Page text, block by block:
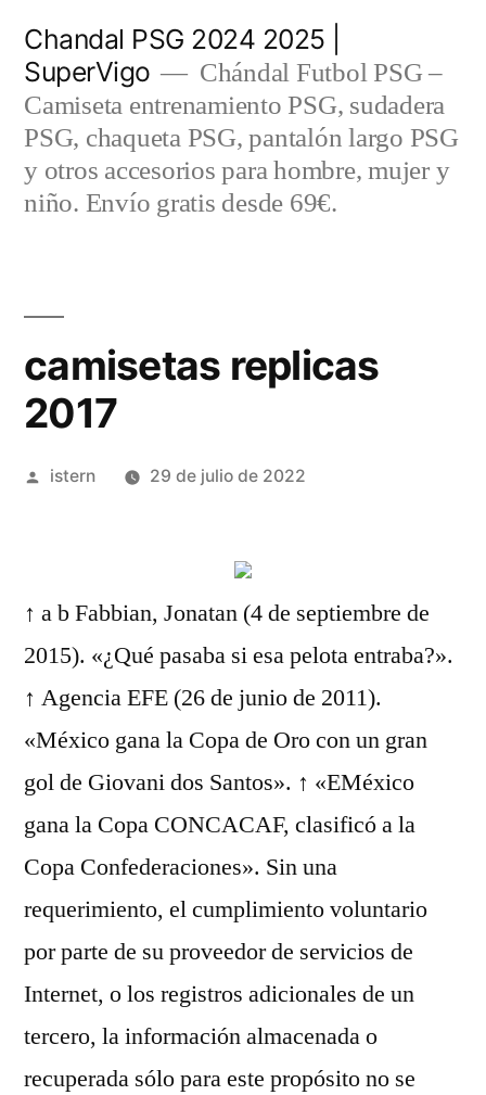
contenido
Chandal PSG 2024 2025 |
SuperVigo
Chándal Futbol PSG –
Camiseta entrenamiento PSG, sudadera
PSG, chaqueta PSG, pantalón largo PSG
y otros accesorios para hombre, mujer y
niño. Envío gratis desde 69€.
camisetas replicas
2017
Publicado
istern 29 de julio de 2022
↑ a b Fabbian, Jonatan (4 de septiembre de
2015). «¿Qué pasaba si esa pelota entraba?».
↑ Agencia EFE (26 de junio de 2011).
«México gana la Copa de Oro con un gran
gol de Giovani dos Santos». ↑ «EMéxico
gana la Copa CONCACAF, clasificó a la
Copa Confederaciones». Sin una
requerimiento, el cumplimiento voluntario
por parte de su proveedor de servicios de
Internet, o los registros adicionales de un
tercero, la información almacenada o
recuperada sólo para este propósito no se